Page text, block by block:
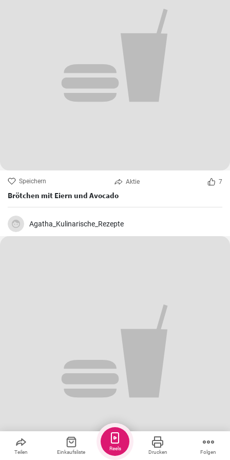
Speichern Aktie 7
Brötchen mit Eiern und Avocado
Agatha_Kulinarische_Rezepte
Teilen Einkaufsliste Drucken Folgen
Reels